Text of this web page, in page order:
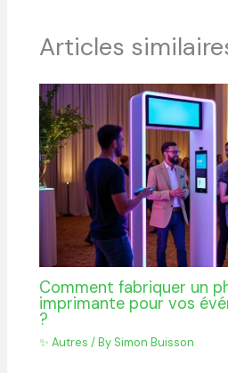
Articles
Comment fabriquer un
imprimante pour vos
?
✨ Autres / By Simon Buisson